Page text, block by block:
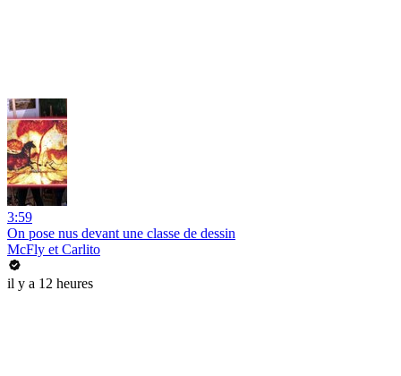
3:59
On pose nus devant une classe de dessin
McFly et Carlito
il y a 12 heures